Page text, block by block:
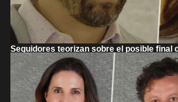
Seguidores teorizan sobre el posible final